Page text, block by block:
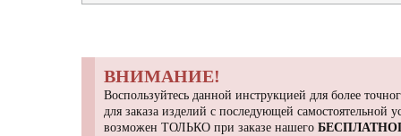
ВНИМАНИЕ!
Воспользуйтесь данной инструкцией для более
для заказа изделий с последующей
возможен ТОЛЬКО при заказе нашего